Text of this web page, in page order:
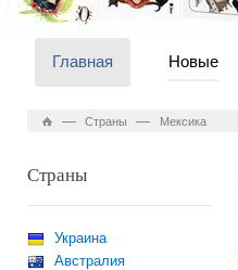
Главная Новые
— Страны — Мексика
Страны
Украина
Австралия